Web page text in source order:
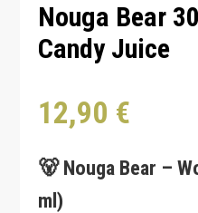
Nouga Bear
Candy Juice
12,90 €
🐻 Nouga Bear –
ml)